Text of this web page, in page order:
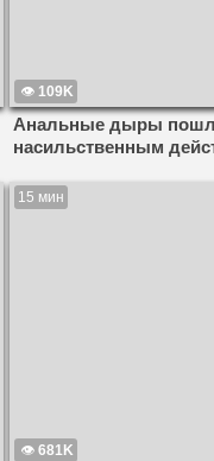
109K
Анальные дыры
насильственным
15 мин
681K